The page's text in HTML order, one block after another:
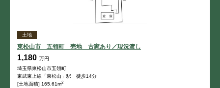
土地
東松山市 五領町 売地 古家あり／現況渡し
1,180 万円
埼玉県東松山市五領町
東武東上線「東松山」駅 徒歩14分
[土地面積] 165.61m2